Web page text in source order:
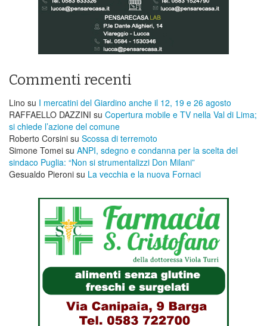
Commenti recenti
Lino su I mercatini del Giardino anche il 12, 19 e 26 agosto
RAFFAELLO DAZZINI su ​Copertura mobile e TV nella Val di Lima;
si chiede l’azione del comune
Roberto Corsini su Scossa di terremoto
Simone Tomei su ANPI, sdegno e condanna per la scelta del
sindaco Puglia: “Non si strumentalizzi Don Milani”
Gesualdo Pieroni su La vecchia e la nuova Fornaci